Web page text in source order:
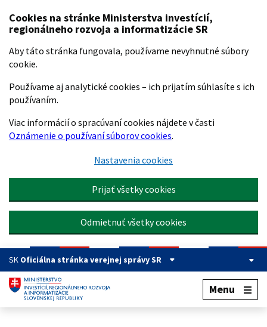
Preskočiť na hlavný obsah
Cookies na stránke Ministerstva investícií,
regionálneho rozvoja a informatizácie SR
Aby táto stránka fungovala, používame nevyhnutné súbory
cookie.
Používame aj analytické cookies – ich prijatím súhlasíte s ich
používaním.
Viac informácií o spracúvaní cookies nájdete v časti
Oznámenie o používaní súborov cookies.
Nastavenia cookies
Prijať všetky cookies
Odmietnuť všetky cookies
SK Oficiálna stránka verejnej správy SR
Menu